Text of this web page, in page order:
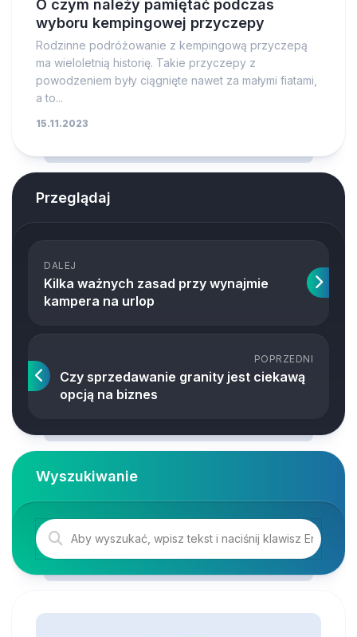
O czym należy pamiętać podczas
wyboru kempingowej przyczepy
Rodzinne podróżowanie z kempingową przyczepą
ma wieloletnią historię. Takie przyczepy z
powodzeniem były ciągnięte nawet za małymi fiatami,
a to...
15.11.2023
Przeglądaj
DALEJ
Kilka ważnych zasad przy wynajmie
kampera na urlop
POPRZEDNI
Czy sprzedawanie granity jest ciekawą
opcją na biznes
Wyszukiwanie